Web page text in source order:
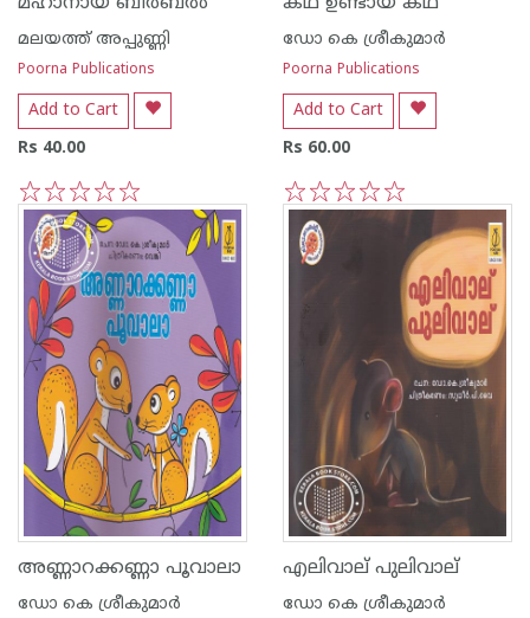
മലയത്ത് അപ്പുണ്ണി
Poorna Publications
Add to Cart
Rs 40.00
5
4
3
2
1
ഡോ കെ ശ്രീകുമാര്‍
Poorna Publications
Add to Cart
Rs 60.00
5
4
3
2
1
അണ്ണാറക്കണ്ണാ പൂവാലാ
ഡോ കെ ശ്രീകുമാര്‍
എലിവാല് പുലിവാല്
ഡോ കെ ശ്രീകുമാര്‍